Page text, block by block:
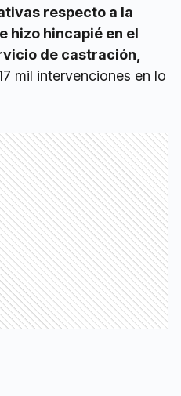
respecto a la
hizo hincapié en el
de castración,
mil intervenciones en lo